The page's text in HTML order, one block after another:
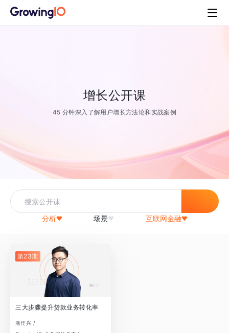
增长公开课
45 分钟深入了解用户增长方法论和实战案例
分析 场景 互联网金融
第23期
三大步骤提升贷款业务转化率
潘佳兴 /